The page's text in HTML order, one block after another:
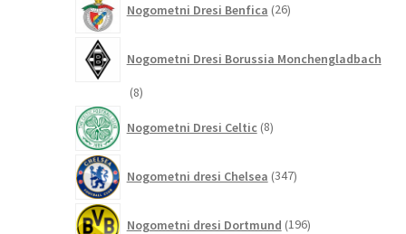
Nogometni Dresi Benfica 26izdelkov
Nogometni Dresi Borussia Monchengladbach
88
Nogometni Dresi Celtic 8izdelkov
Nogometni dresi Chelsea 347izdelkov
Nogometni dresi Dortmund 196